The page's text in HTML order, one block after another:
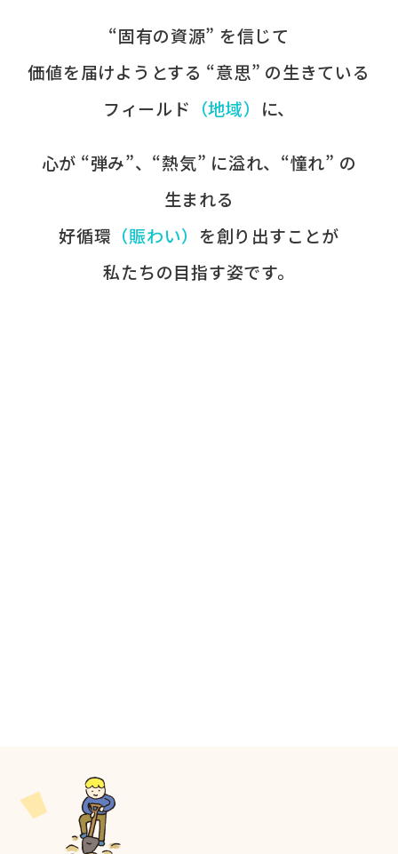
“固有の​資源” を​信じて
価値を​届けようとする​ “意思” の​生きている
フィールド ​（地域） に、​
心が​ “弾み”、​“熱気” に​溢れ、​“憧れ” の​
生まれる
好循環 ​（賑わい） を​創り出すことが
​私たちの​目指す姿です。​